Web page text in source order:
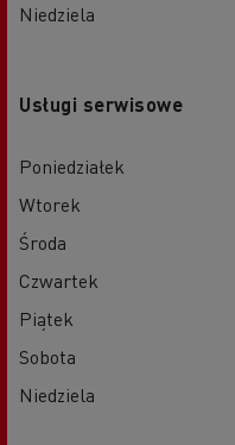
Niedziela
Usługi serwisowe
Poniedziałek
Wtorek
Środa
Czwartek
Piątek
Sobota
Niedziela